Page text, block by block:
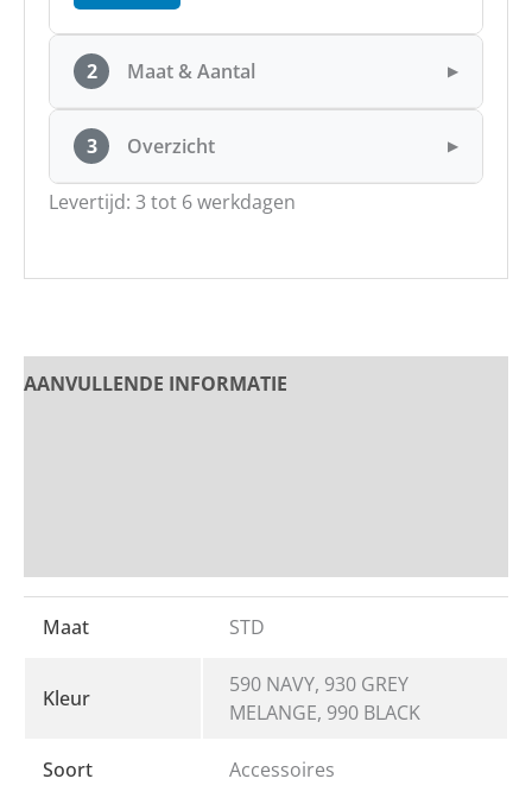
2 Maat & Aantal ▶
3 Overzicht ▶
Levertijd: 3 tot 6 werkdagen
AANVULLENDE INFORMATIE
Maat STD
Kleur
590 NAVY, 930 GREY
MELANGE, 990 BLACK
Soort Accessoires